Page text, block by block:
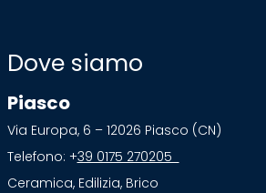
Dove siamo
Piasco
Via Europa, 6 – 12026 Piasco (CN)
Telefono: +39 0175 270205
Ceramica, Edilizia, Brico